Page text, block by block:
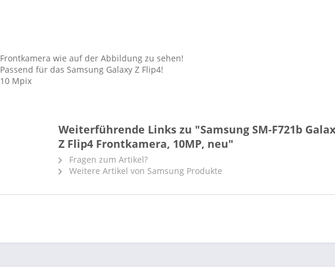
Frontkamera wie auf der Abbildung zu sehen!
Passend für das Samsung Galaxy Z Flip4!
10 Mpix
Weiterführende Links zu "Samsung SM-F721b
Z Flip4 Frontkamera, 10MP, neu"
Fragen zum Artikel?
Weitere Artikel von Samsung Produkte